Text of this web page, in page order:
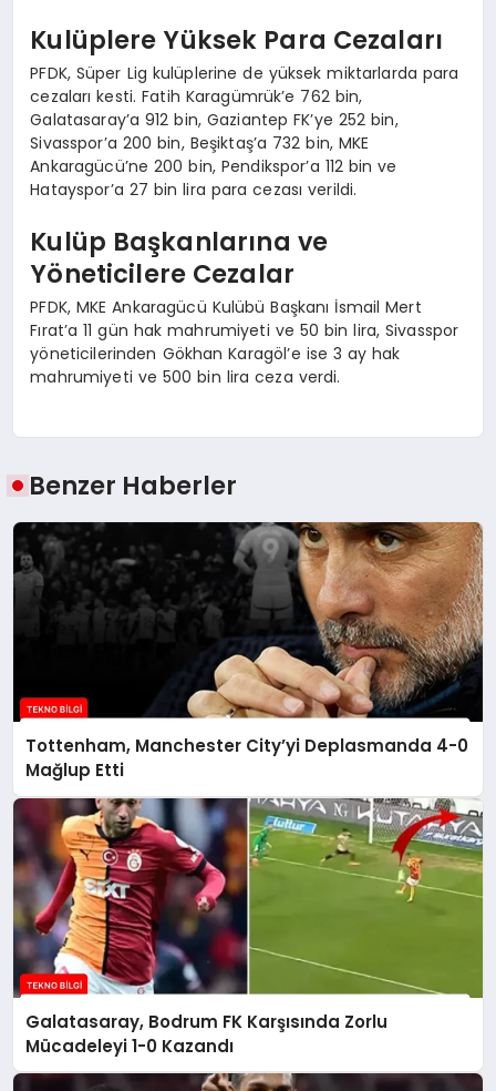
Kulüplere Yüksek Para Cezaları
PFDK, Süper Lig kulüplerine de yüksek miktarlarda para
cezaları kesti. Fatih Karagümrük’e 762 bin,
Galatasaray’a 912 bin, Gaziantep FK’ye 252 bin,
Sivasspor’a 200 bin, Beşiktaş’a 732 bin, MKE
Ankaragücü’ne 200 bin, Pendikspor’a 112 bin ve
Hatayspor’a 27 bin lira para cezası verildi.
Kulüp Başkanlarına ve
Yöneticilere Cezalar
PFDK, MKE Ankaragücü Kulübü Başkanı İsmail Mert
Fırat’a 11 gün hak mahrumiyeti ve 50 bin lira, Sivasspor
yöneticilerinden Gökhan Karagöl’e ise 3 ay hak
mahrumiyeti ve 500 bin lira ceza verdi.
Benzer Haberler
Tottenham, Manchester City’yi Deplasmanda 4-0
Mağlup Etti
Galatasaray, Bodrum FK Karşısında Zorlu
Mücadeleyi 1-0 Kazandı